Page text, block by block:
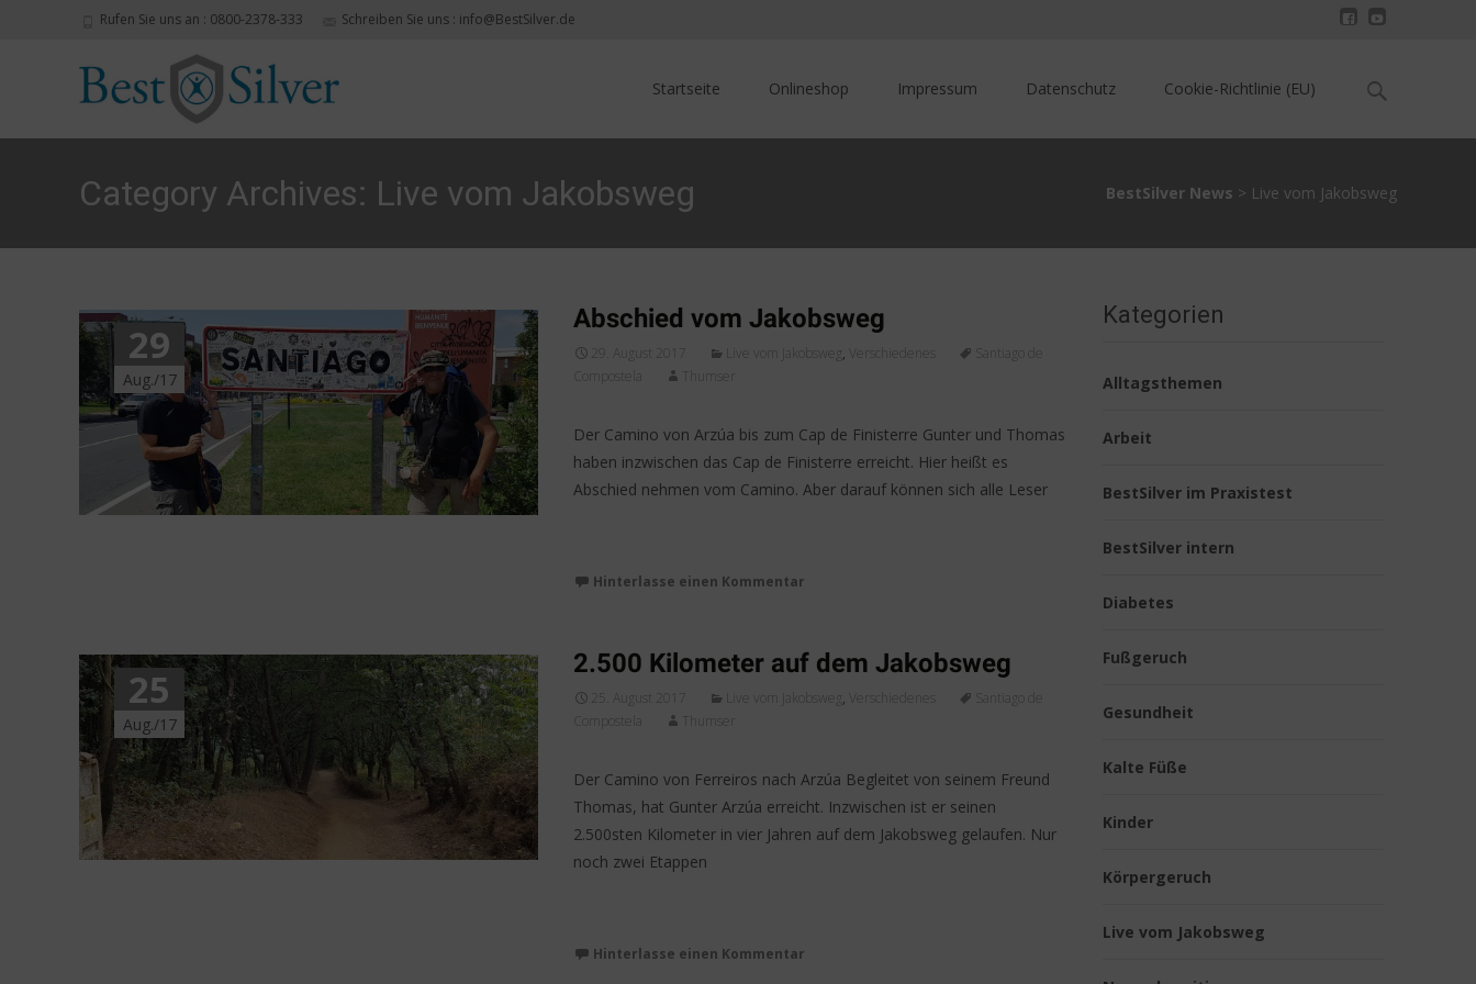
Rufen Sie uns an : 0800-2378-333 Schreiben Sie uns : info@BestSilver.de
Startseite Onlineshop Impressum Datenschutz Cookie-Richtlinie (EU)
Search
Category Archives: Live vom Jakobsweg BestSilver News > Live vom Jakobsweg
29
Aug./17
Abschied vom Jakobsweg
29. August 2017 Live vom Jakobsweg , Verschiedenes
Santiago de
Compostela
Thumser
Der Camino von Arzúa bis zum Cap de Finisterre Gunter und Thomas
haben inzwischen das Cap de Finisterre erreicht. Hier heißt es
Abschied nehmen vom Camino. Aber darauf können sich alle Leser
Hinterlasse einen Kommentar
25
Aug./17
2.500 Kilometer auf dem Jakobsweg
25. August 2017 Live vom Jakobsweg , Verschiedenes
Santiago de
Compostela
Thumser
Der Camino von Ferreiros nach Arzúa Begleitet von seinem Freund
Thomas, hat Gunter Arzúa erreicht. Inzwischen ist er seinen
2.500sten Kilometer in vier Jahren auf dem Jakobsweg gelaufen. Nur
noch zwei Etappen
Hinterlasse einen Kommentar
Kategorien
Alltagsthemen
Arbeit
BestSilver im Praxistest
BestSilver intern
Diabetes
Fußgeruch
Gesundheit
Kalte Füße
Kinder
Körpergeruch
Live vom Jakobsweg